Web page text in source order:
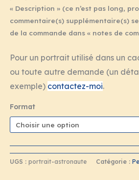
« Description » (ce n’est pas long,
commentaire(s) supplémentaire(s)
de la commande dans « notes de
Pour un portrait utilisé dans un
ou toute autre demande (un
exemple) contactez-moi.
Format
UGS : portrait-astronaute Catégorie :